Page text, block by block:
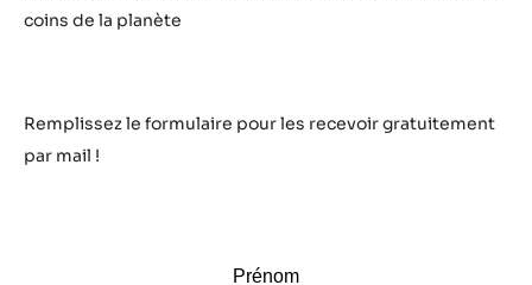
coins de la planète
Remplissez le formulaire pour les recevoir gratuitement
par mail !